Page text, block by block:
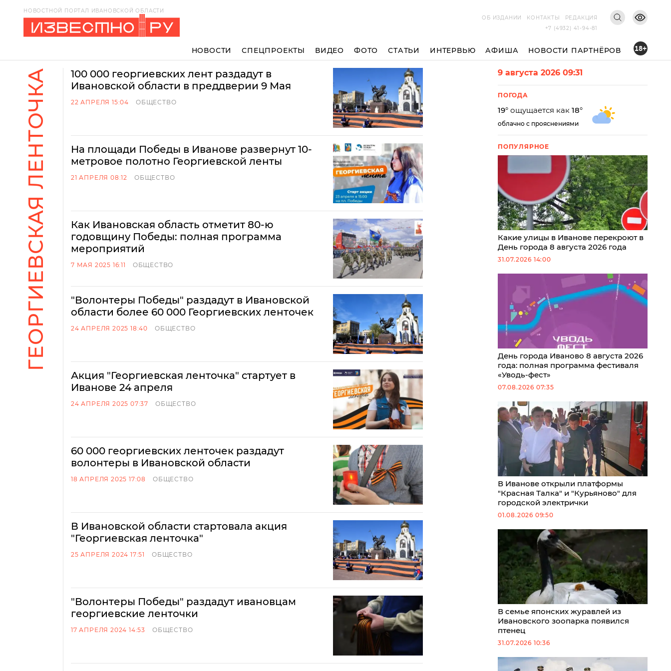
НОВОСТНОЙ ПОРТАЛ ИВАНОВСКОЙ ОБЛАСТИ
ОБ ИЗДАНИИ
КОНТАКТЫ
РЕДАКЦИЯ
+7 (4932) 41-94-81
НОВОСТИ СПЕЦПРОЕКТЫ ВИДЕО ФОТО СТАТЬИ ИНТЕРВЬЮ АФИША НОВОСТИ ПАРТНЁРОВ 18+
ГЕОРГИЕВСКАЯ ЛЕНТОЧКА
100 000 георгиевских лент раздадут в
Ивановской области в преддверии 9 Мая
22 АПРЕЛЯ 15:04 ОБЩЕСТВО
На площади Победы в Иванове развернут 10-
метровое полотно Георгиевской ленты
21 АПРЕЛЯ 08:12 ОБЩЕСТВО
Как Ивановская область отметит 80-ю
годовщину Победы: полная программа
мероприятий
7 МАЯ 2025 16:11 ОБЩЕСТВО
"Волонтеры Победы" раздадут в Ивановской
области более 60 000 Георгиевских ленточек
24 АПРЕЛЯ 2025 18:40 ОБЩЕСТВО
Акция "Георгиевская ленточка" стартует в
Иванове 24 апреля
24 АПРЕЛЯ 2025 07:37 ОБЩЕСТВО
60 000 георгиевских ленточек раздадут
волонтеры в Ивановской области
18 АПРЕЛЯ 2025 17:08 ОБЩЕСТВО
В Ивановской области стартовала акция
"Георгиевская ленточка"
25 АПРЕЛЯ 2024 17:51 ОБЩЕСТВО
"Волонтеры Победы" раздадут ивановцам
георгиевские ленточки
17 АПРЕЛЯ 2024 14:53 ОБЩЕСТВО
9 августа 2026 09:31
ПОГОДА
19° ощущается как 18°
облачно с прояснениями
ПОПУЛЯРНОЕ
Какие улицы в Иванове перекроют в
День города 8 августа 2026 года
31.07.2026 14:00
День города Иваново 8 августа 2026
года: полная программа фестиваля
«Уводь-фест»
07.08.2026 07:35
В Иванове открыли платформы
"Красная Талка" и "Курьяново" для
городской электрички
01.08.2026 09:50
В семье японских журавлей из
Ивановского зоопарка появился
птенец
31.07.2026 10:36